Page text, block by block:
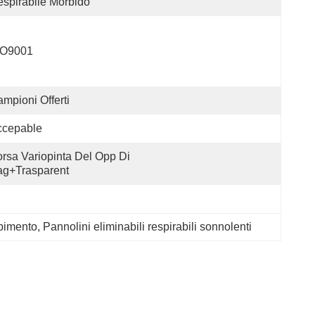
Offerti
Variopinta Del Opp Di
, Pannolini eliminabili respirabili sonnolenti